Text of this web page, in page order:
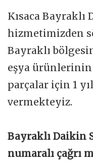
Kısaca Bayraklı
hizmetimizden
Bayraklı
eşya
parçalar için 1
vermekteyiz.
Bayraklı Daikin
numaralı çağrı